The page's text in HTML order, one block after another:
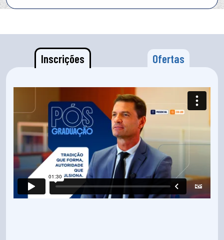
Inscrições Ofertas